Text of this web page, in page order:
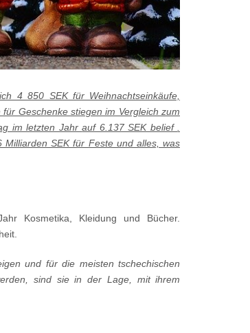
4 850 SEK für Weihnachtseinkäufe,
Geschenke stiegen im Vergleich zum
im letzten Jahrauf 6.137 SEK belief
SEK für Feste und alles, was
Kosmetika, Kleidung und Bücher.
und für die meisten tschechischen
sind sie in der Lage, mit ihrem